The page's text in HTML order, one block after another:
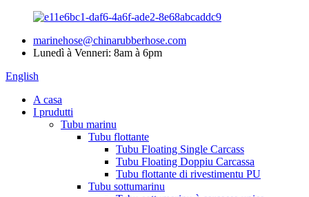
marinehose@chinarubberhose.com
Lunedì à Venneri: 8am à 6pm
English
A casa
I prudutti
Tubu marinu
Tubu flottante
Tubu Floating Single Carcass
Tubu Floating Doppiu Carcassa
Tubu flottante di rivestimentu PU
Tubu sottumarinu